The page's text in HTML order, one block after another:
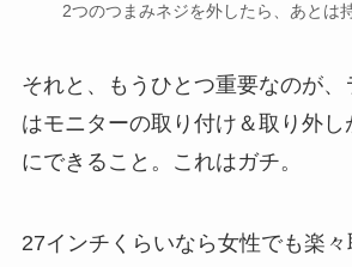
2つのつまみネジを外したら、あとは
それと、もうひとつ重要なのが、
はモニターの取り付け＆取り外
にできること。これはガチ。
27インチくらいなら女性でも楽